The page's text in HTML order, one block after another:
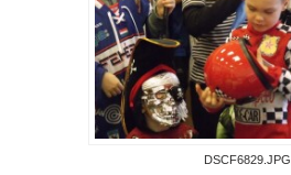
DSCF6829.JPG